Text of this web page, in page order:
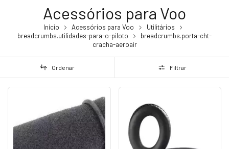
Acessórios para Voo
Início Acessórios para Voo
Utilitários
breadcrumbs.utilidades-para-o-piloto
breadcrumbs.porta-cht-
cracha-aeroair
Ordenar Filtrar